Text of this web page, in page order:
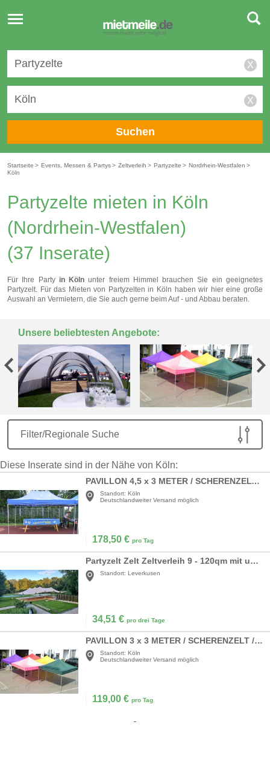
Toggle
navigation
X
X
Suchen
Startseite > Events, Messen & Partys> Zeltverleih > Partyzelte > Nordrhein-Westfalen >
Köln
Partyzelte mieten in Köln
(Nordrhein-Westfalen)
(37 Inserate)
Für Ihre Party in Kölnunter freiem Himmel brauchen Sie ein geeignetes
Partyzelt. Für das Mieten von Partyzelten in Köln haben wir hier eine große
Auswahl an Vermietern, die Sie auch gerne beim Auf - und Abbau beraten.
Unsere beliebtesten Angebote:
Filter/Regionale Suche
Diese Inserate sind in der Nähe von Köln:
PAVILLON 4,5 x 3 METER / SCHERENZELT / PROMOTION-ZELT
Standort: Köln
Deutschlandweiter Versand möglich
178,50 € pro Tag
Partyzelt Zelt Zeltverleih 9 - 120qm mit und ohne Boden
Standort: Leverkusen
34,51 € pro drei Tage
PAVILLON 3 x 3 METER / SCHERENZELT / PROMOTION-ZELT
Standort: Köln
Deutschlandweiter Versand möglich
119,00 € pro Tag